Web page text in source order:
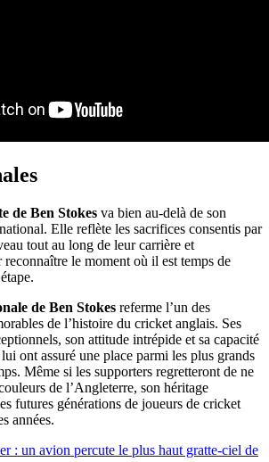
de Ben Stokes va bien au-delà de son
Elle reflète les sacrifices consentis par
tout au long de leur carrière et
reconnaître le moment où il est temps de
de Ben Stokes referme l’un des
de l’histoire du cricket anglais. Ses
son attitude intrépide et sa capacité
ont assuré une place parmi les plus grands
Même si les supporters regretteront de ne
de l’Angleterre, son héritage
futures générations de joueurs de cricket
années.
: un avion percute le plus haut gratte-ciel de